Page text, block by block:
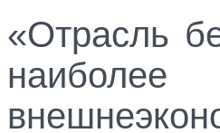
«Отрасль